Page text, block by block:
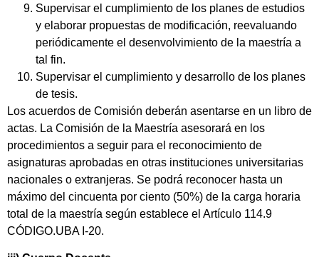
Supervisar el cumplimiento de los planes de estudios
y elaborar propuestas de modificación, reevaluando
periódicamente el desenvolvimiento de la maestría a
tal fin.
Supervisar el cumplimiento y desarrollo de los planes
de tesis.
Los acuerdos de Comisión deberán asentarse en un libro de
actas. La Comisión de la Maestría asesorará en los
procedimientos a seguir para el reconocimiento de
asignaturas aprobadas en otras instituciones universitarias
nacionales o extranjeras. Se podrá reconocer hasta un
máximo del cincuenta por ciento (50%) de la carga horaria
total de la maestría según establece el Artículo 114.9
CÓDIGO.UBA I-20.